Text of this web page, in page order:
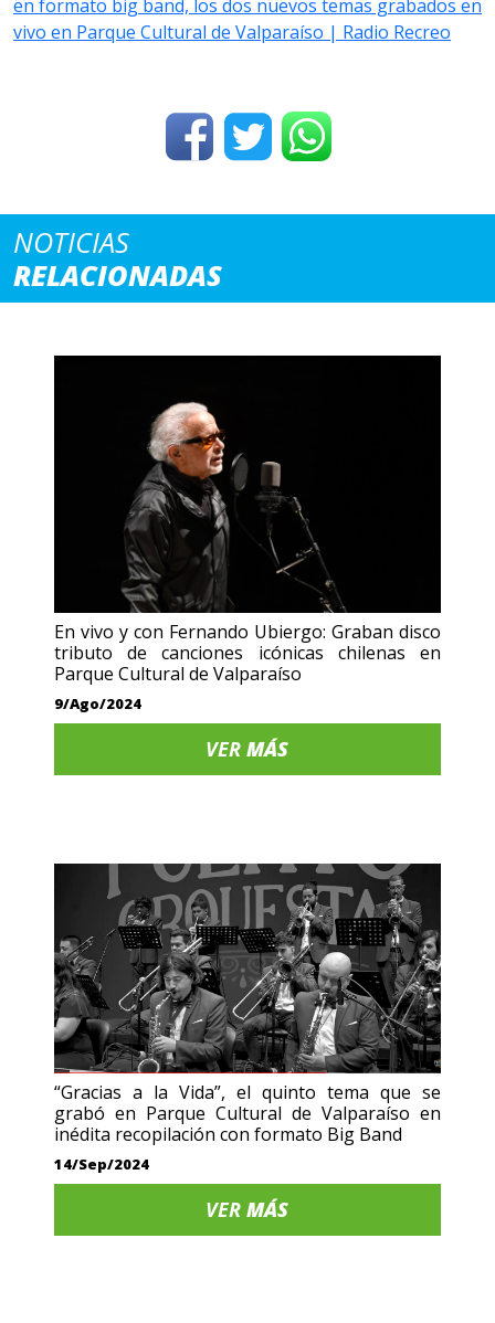
en formato big band, los dos nuevos temas grabados en
vivo en Parque Cultural de Valparaíso | Radio Recreo
NOTICIAS
RELACIONADAS
En vivo y con Fernando Ubiergo: Graban disco
tributo de canciones icónicas chilenas en
Parque Cultural de Valparaíso
9/Ago/2024
VERMÁS
“Gracias a la Vida”, el quinto tema que se
grabó en Parque Cultural de Valparaíso en
inédita recopilación con formato Big Band
14/Sep/2024
VERMÁS